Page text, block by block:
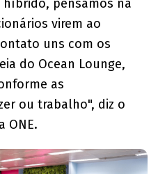
pensamos na
virem ao
uns com os
do Ocean Lounge,
as
ou trabalho", diz o
ONE.